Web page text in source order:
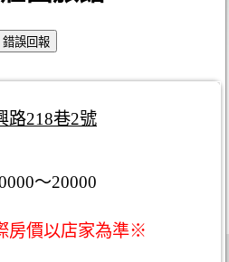
路218巷2號
～20000
房價以店家為準※